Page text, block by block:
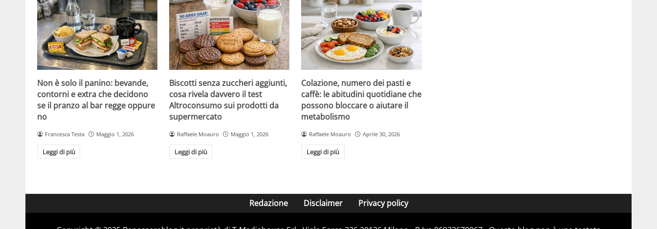
Non è solo il panino: bevande,
contorni e extra che decidono
se il pranzo al bar regge oppure
no
Francesca Testa Maggio 1, 2026
Leggi di più
Biscotti senza zuccheri aggiunti,
cosa rivela davvero il test
Altroconsumo sui prodotti da
supermercato
Raffaele Moauro Maggio 1, 2026
Leggi di più
Colazione, numero dei pasti e
caffè: le abitudini quotidiane che
possono bloccare o aiutare il
metabolismo
Raffaele Moauro Aprile 30, 2026
Leggi di più
Redazione Disclaimer Privacy policy